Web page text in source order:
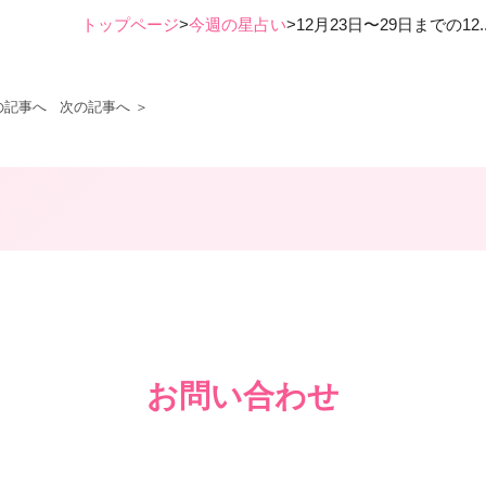
トップページ>今週の星占い>12月23日〜29日までの
記事へ 次の記事へ ＞
お問い合わせ